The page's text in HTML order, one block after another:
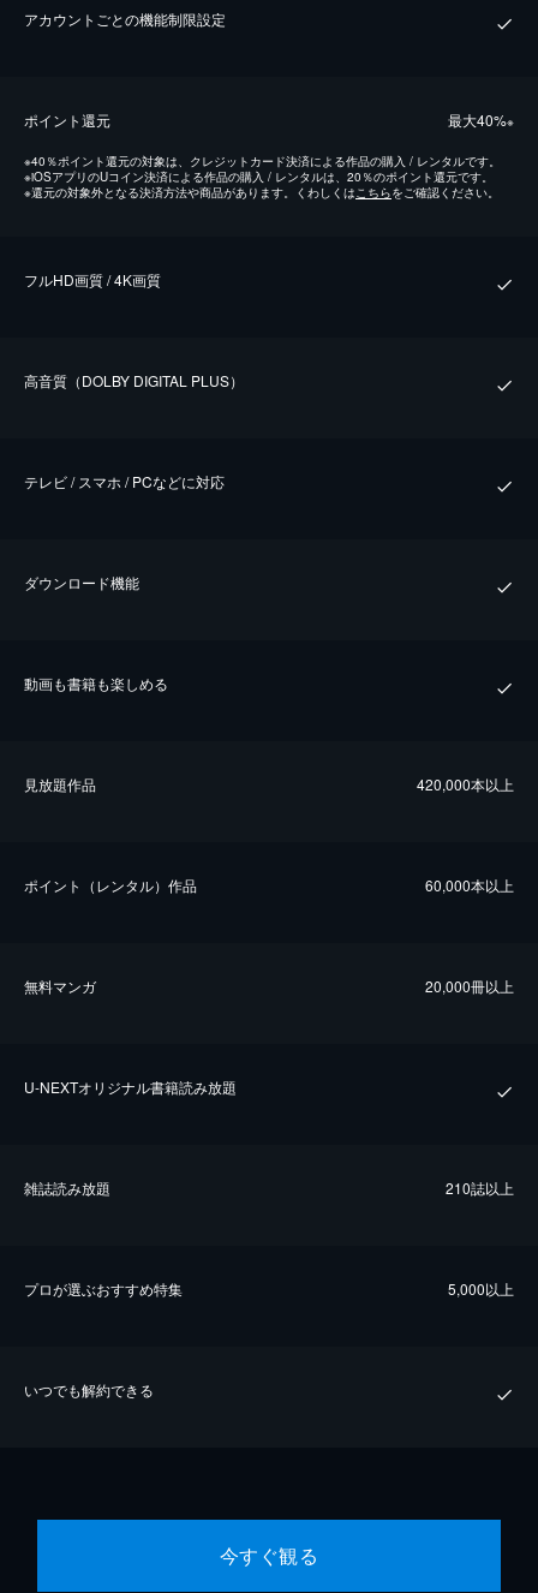
アカウントごとの機能制限設定
ポイント還元 最⼤40%※
※40％ポイント還元の対象は、クレジットカード決済による作品の購入 / レンタルです。
※iOSアプリのUコイン決済による作品の購入 / レンタルは、20％のポイント還元です。
※還元の対象外となる決済方法や商品があります。くわしくはこちらをご確認ください。
フルHD画質 / 4K画質
⾼⾳質（DOLBY DIGITAL PLUS）
テレビ / スマホ / PCなどに対応
ダウンロード機能
動画も書籍も楽しめる
⾒放題作品 420,000本以上
ポイント（レンタル）作品 60,000本以上
無料マンガ 20,000冊以上
U-NEXTオリジナル書籍読み放題
雑誌読み放題 210誌以上
プロが選ぶおすすめ特集 5,000以上
いつでも解約できる
今すぐ観る